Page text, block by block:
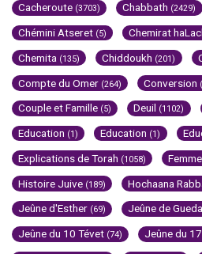
Cacheroute (3703) Chabbath (2429)
Chémini Atseret (5) Chemirat
Chemita (135) Chiddoukh (201)
Compte du Omer (264) Conversion
Couple et Famille (5) Deuil (1102)
Education (1) Education (1)
Explications de Torah (1058)
Histoire Juive (189) Hochaana
Jeûne d'Esther (69) Jeûne de
Jeûne du 10 Tévet (74) Jeûne du